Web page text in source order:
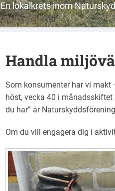
En lokalkrets inom
Handla
Som konsumenter har vi
höst, vecka 40 i
du har” är
Om du vill engagera dig i